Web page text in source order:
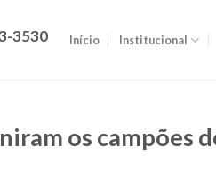
3530 Início Institucional
os campões